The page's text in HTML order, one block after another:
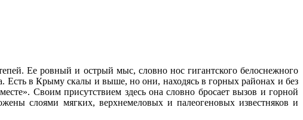
Ее ровный и острый мыс, словно нос гигантского белоснежного
Есть в Крыму скалы и выше, но они, находясь в горных районах и без
Своим присутствием здесь она словно бросает вызов и горной
слоями мягких, верхнемеловых и палеогеновых известняков и